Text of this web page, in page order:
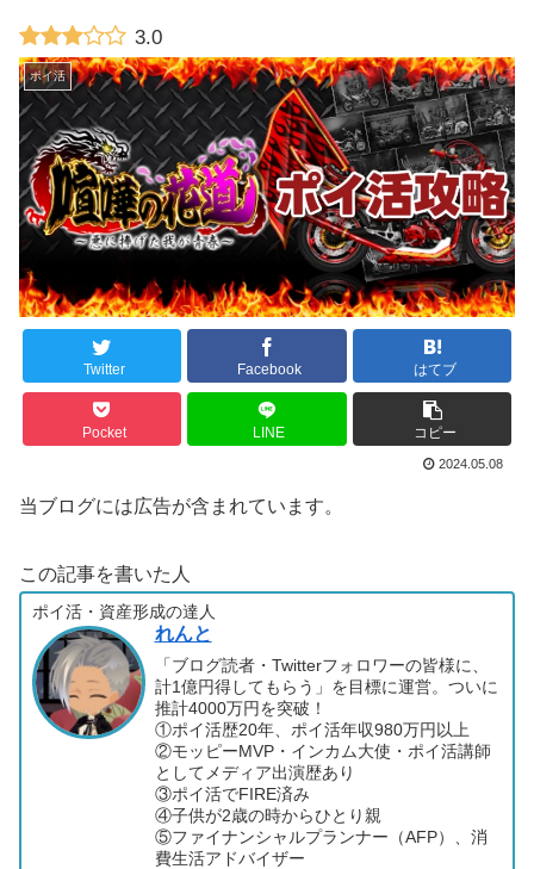
3.0
ポイ活
Twitter Facebook はてブ
Pocket LINE コピー
2024.05.08
当ブログには広告が含まれています。
この記事を書いた人
ポイ活・資産形成の達人
れんと
「ブログ読者・Twitterフォロワーの皆様に、
計1億円得してもらう」を目標に運営。ついに
推計4000万円を突破！
①ポイ活歴20年、ポイ活年収980万円以上
②モッピーMVP・インカム大使・ポイ活講師
としてメディア出演歴あり
③ポイ活でFIRE済み
④子供が2歳の時からひとり親
⑤ファイナンシャルプランナー（AFP）、消
費生活アドバイザー